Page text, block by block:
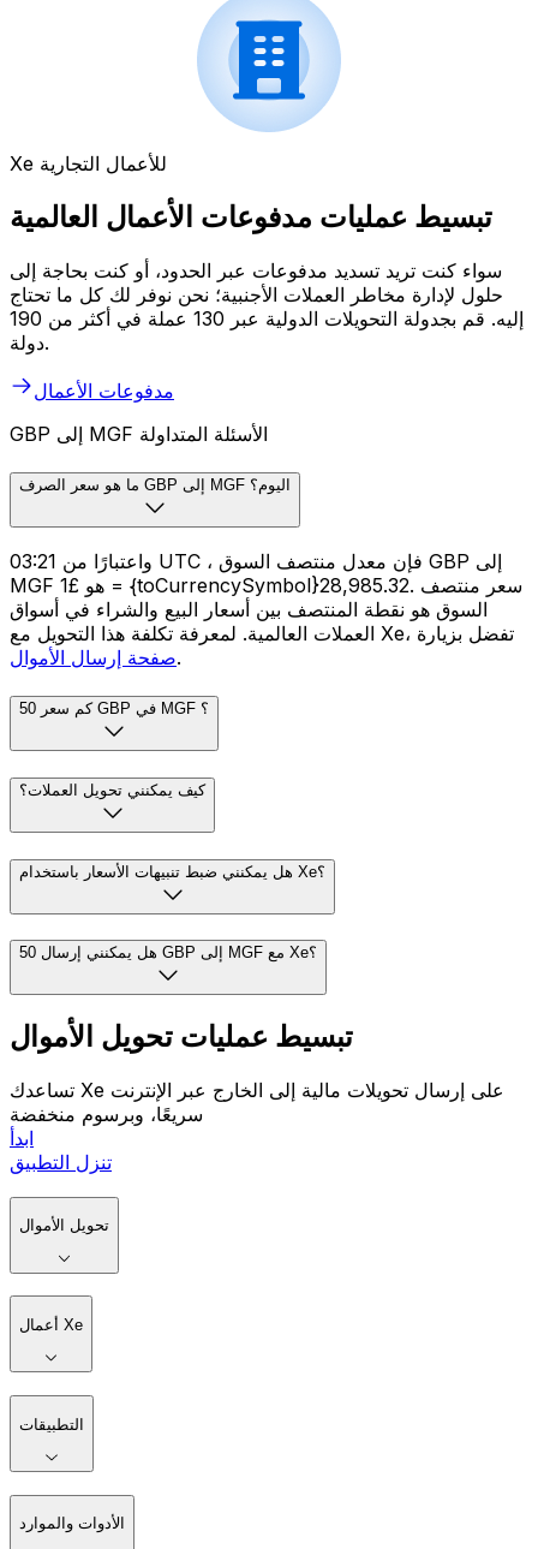
Xe للأعمال التجارية
تبسيط عمليات مدفوعات الأعمال العالمية
سواء كنت تريد تسديد مدفوعات عبر الحدود، أو كنت بحاجة إلى
حلول لإدارة مخاطر العملات الأجنبية؛ نحن نوفر لك كل ما تحتاج
إليه. قم بجدولة التحويلات الدولية عبر 130 عملة في أكثر من 190
دولة.
مدفوعات الأعمال
GBP إلى MGF الأسئلة المتداولة
ما هو سعر الصرف GBP إلى MGF اليوم؟
واعتبارًا من 03:21 UTC ، فإن معدل منتصف السوق GBP إلى
MGF هو £1 = {toCurrencySymbol}28,985.32. سعر منتصف
السوق هو نقطة المنتصف بين أسعار البيع والشراء في أسواق
العملات العالمية. لمعرفة تكلفة هذا التحويل مع Xe، تفضل بزيارة
صفحة إرسال الأموال.
كم سعر 50 GBP في MGF ؟
كيف يمكنني تحويل العملات؟
هل يمكنني ضبط تنبيهات الأسعار باستخدام Xe؟
هل يمكنني إرسال 50 GBP إلى MGF مع Xe؟
تبسيط عمليات تحويل الأموال
تساعدك Xe على إرسال تحويلات مالية إلى الخارج عبر الإنترنت
سريعًا، وبرسوم منخفضة
ابدأ
تنزل التطبيق
تحويل الأموال
أعمال Xe
التطبيقات
الأدوات والموارد